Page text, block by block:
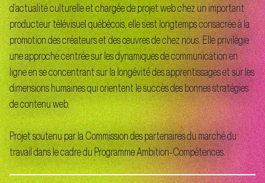
d’actualité culturelle et chargée de projet web chez un important
producteur télévisuel québécois, elle s’est longtemps consacrée à la
promotion des créateurs et des œuvres de chez nous. Elle privilégie
une approche centrée sur les dynamiques de communication en
ligne en se concentrant sur la longévité des apprentissages et sur les
dimensions humaines qui orientent le succès des bonnes stratégies
de contenu web.
Projet soutenu par la Commission des partenaires du marché du
travail dans le cadre du Programme Ambition-Compétences.